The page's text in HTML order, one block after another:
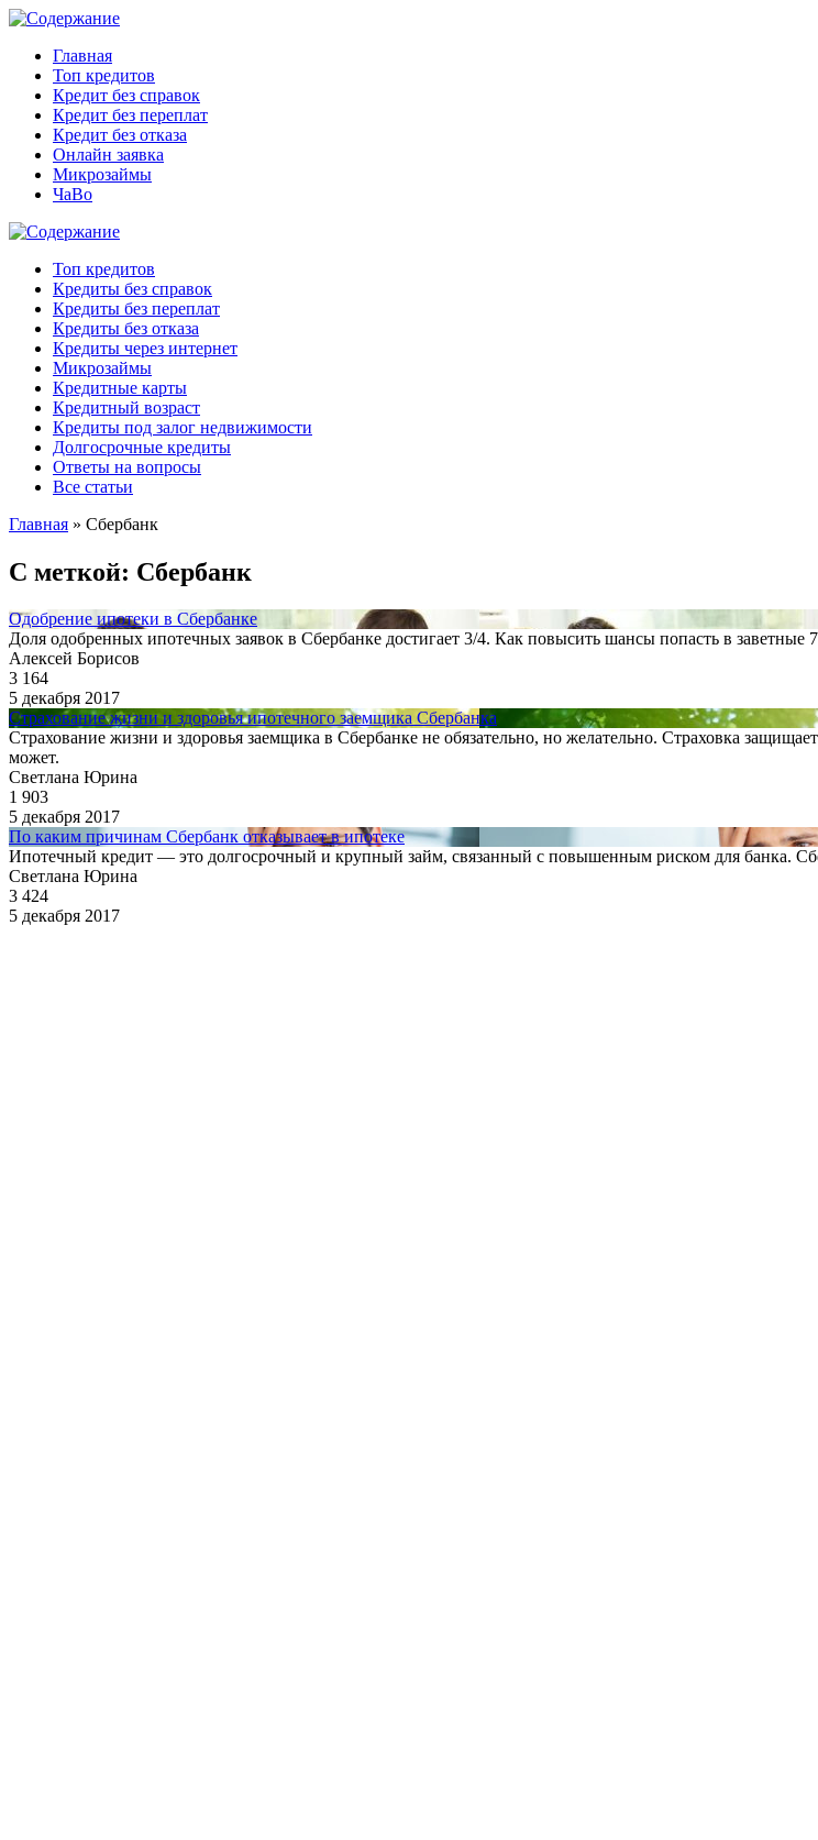
Главная
Топ кредитов
Кредит без справок
Кредит без переплат
Кредит без отказа
Онлайн заявка
Микрозаймы
ЧаВо
Топ кредитов
Кредиты без справок
Кредиты без переплат
Кредиты без отказа
Кредиты через интернет
Микрозаймы
Кредитные карты
Кредитный возраст
Кредиты под залог недвижимости
Долгосрочные кредиты
Ответы на вопросы
Все статьи
Главная » Сбербанк
С меткой: Сбербанк
Одобрение ипотеки в Сбербанке
Доля одобренных ипотечных заявок в Сбербанке достигает 3/4. Как повысить шансы попасть в заветные
Алексей Борисов
3 164
5 декабря 2017
Страхование жизни и здоровья ипотечного заемщика Сбербанка
Страхование жизни и здоровья заемщика в Сбербанке не обязательно, но желательно. Страховка
может.
Светлана Юрина
1 903
5 декабря 2017
По каким причинам Сбербанк отказывает в ипотеке
Ипотечный кредит — это долгосрочный и крупный займ, связанный с повышенным риском для банка.
Светлана Юрина
3 424
5 декабря 2017